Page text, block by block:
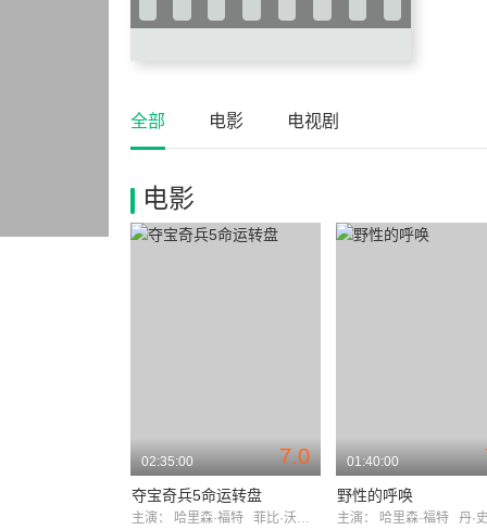
全部 电影 电视剧
电影
7.0
02:35:00
夺宝奇兵5命运转盘
主演： 哈里森·福特 菲比·沃勒-布里奇
01:40:00
野性的呼唤
主演： 哈里森·福特 丹·史